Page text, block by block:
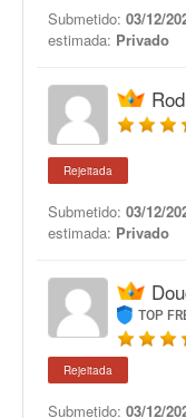
Submetido: 03/12/
estimada: Privado
Rejeitada
Submetido: 03/12/
estimada: Privado
TOP
Rejeitada
Submetido: 03/12/